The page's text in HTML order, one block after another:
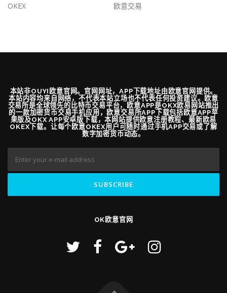
OKEX 欧意交易
本站非OUYI欧意官网。官网网址，APP下载地址由欧意官网提供。
本站内容均来自网络，不代表本站立场也不代表任何投资建议。欧意
交易所是全球领先的比特币交易平台，欧意APP是OKX欧易网站推出
的一款加密货币交易手机应用，欧意交易所APP下载包括欧意APP苹
果版及OKX APP安卓版下载，本网站提供欧意注册教程、最新欧易
OKEX下载。让每个欧意OKEX用户可随时通过手机APP交易或了解
数字加密货币动态。
OK欧意官网